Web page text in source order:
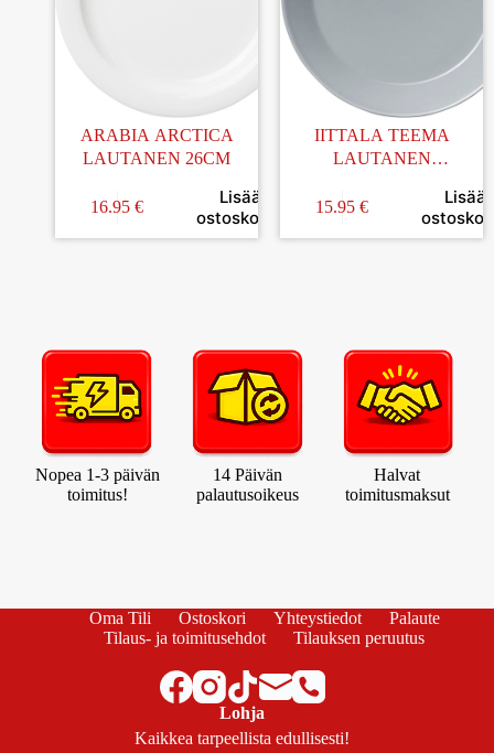
ARABIA ARCTICA
LAUTANEN 26CM
16.95 €
Lisää
ostoskoriin
IITTALA TEEMA
LAUTANEN
26CM
15.95 €
Lisää
Nopea 1-3 päivän
toimitus!
14 Päivän
palautusoikeus
Halvat
toimitusmaksut
Oma Tili Ostoskori Yhteystiedot
Palaute
Tilaus- ja toimitusehdot
Tilauksen peruutus
Lohja
Kaikkea tarpeellista edullisesti!